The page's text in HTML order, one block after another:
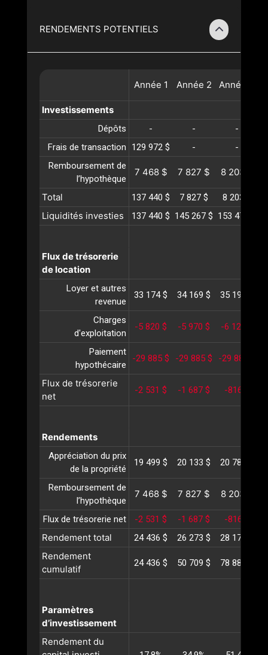
RENDEMENTS POTENTIELS
Année 1 Année 2 Année
Investissements
Dépôts - -
-
Frais de transaction
129 972 $ -
-
Remboursement de
l’hypothèque
7 468 $ 7 827 $ 8 203 $
Total 137 440 $ 7 827 $ 8 203 $
Liquidités investies 137 440 $ 145 267 $ 153 470 $
Flux de trésorerie
de location
Loyer et autres
revenue
33 174 $ 34 169 $ 35 194 $
Charges
d'exploitation
-5 820 $ -5 970 $ -6 125 $
Paiement
hypothécaire
-29 885 $ -29 885 $ -29 885 $
Flux de trésorerie
net
-2 531 $ -1 687 $ -816 $
Rendements
Appréciation du prix
de la propriété
19 499 $ 20 133 $ 20 787 $
Remboursement de
l’hypothèque
7 468 $ 7 827 $ 8 203 $
Flux de trésorerie net -2 531 $ -1 687 $ -816 $
Rendement total 24 436 $ 26 273 $ 28 174 $
Rendement
cumulatif
24 436 $ 50 709 $ 78 883 $
Paramètres
d’investissement
Rendement du